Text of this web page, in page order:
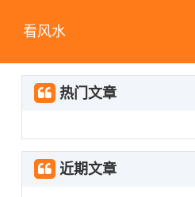
看风水
热门文章
近期文章